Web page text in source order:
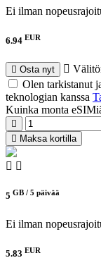
Ei ilman
6.94 EUR
Osta nyt
Olen tarkistanut
teknologian kanssa
Kuinka monta
Maksa kortilla
5 GB / 5 päivää
Ei ilman
5.83 EUR